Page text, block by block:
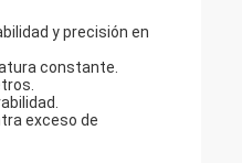
y precisión en
constante.
exceso de